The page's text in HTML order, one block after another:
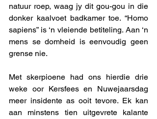
natuur roep, waag jy dit gou-gou in die
donker kaalvoet badkamer toe. “Homo
sapiens” is ‘n vleiende betiteling. Aan ‘n
mens se domheid is eenvoudig geen
grense nie.
Met skerpioene had ons hierdie drie
weke oor Kersfees en Nuwejaarsdag
meer insidente as ooit tevore. Ek kan
aan minstens tien uitgevrete kalante